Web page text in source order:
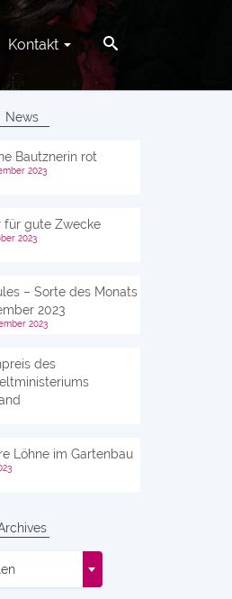
Kontakt
News
Bautznerin rot
2023
für gute Zwecke
2023
– Sorte des Monats
2023
2023
des
Löhne im Gartenbau